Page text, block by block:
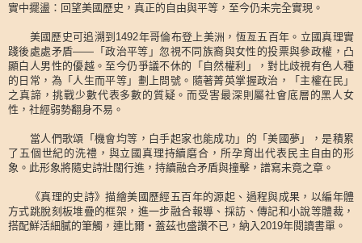
實中擺盪：回望美國歷史，真正的自由與平等，至今仍未完全實現。
美國歷史可追溯到1492年哥倫布登上美洲，恆亙五百年。立國真理實
踐後處處矛盾——「政治平等」忽視不同族裔與女性的投票與參政權，凸
顯白人男性的優越。至今仍爭議不休的「自然權利」，對比歧視有色人種
的日常，為「人生而平等」劃上問號。隨著菁英掌握政治，「主權在民」
之真諦，挑戰少數代表多數的質疑。而受害最深則屬社會底層的黑人女
性，社經弱勢翻身不易。
當人們歌頌「機會均等，白手起家也能成功」的「美國夢」，是積累
了五個世紀的洗禮，與立國真理持續磨合，所孕育出代表民主自由的形
象。此形象將隨史詩壯闊行進，持續融合矛盾與撞擊，譜寫未竟之章。
《真理的史詩》描繪美國歷經五百年的源起、過程與成果，以編年體
方式跳脫刻板堆疊的框架，進一步融合報導、採訪、傳記和小說等體裁，
搭配鮮活細膩的筆觸，連比爾‧蓋茲也盛讚不已，納入2019年閱讀書單。